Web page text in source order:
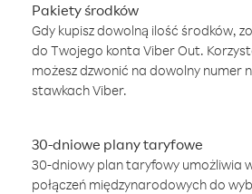
Pakiety środków
Gdy kupisz dowolną ilość środków,
do Twojego konta Viber Out.
możesz dzwonić na dowolny numer
stawkach Viber.
30-dniowe plany taryfowe
30-dniowy plan taryfowy umożliwia
połączeń międzynarodowych do